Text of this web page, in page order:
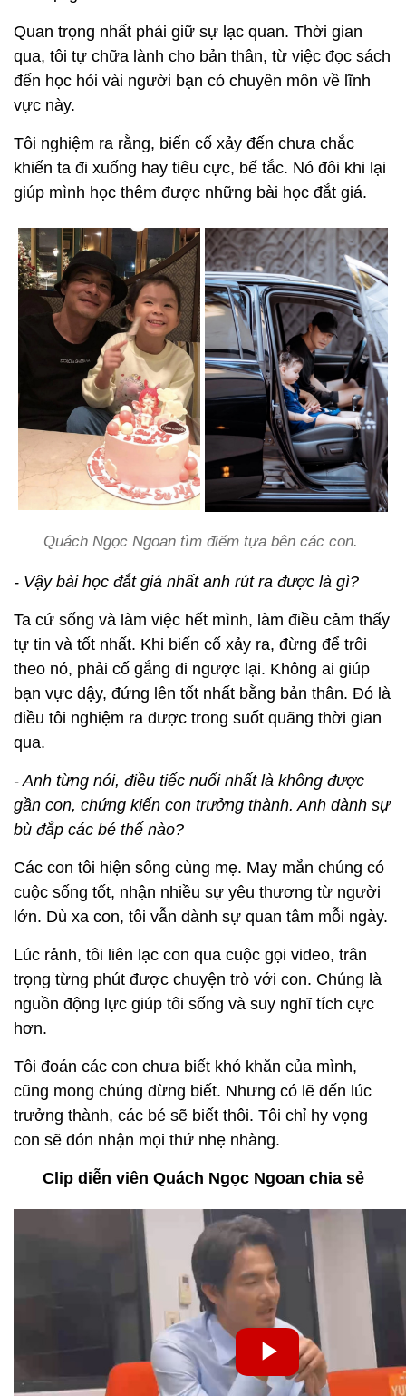
Quan trọng nhất phải giữ sự lạc quan. Thời gian
qua, tôi tự chữa lành cho bản thân, từ việc đọc sách
đến học hỏi vài người bạn có chuyên môn về lĩnh
vực này.
Tôi nghiệm ra rằng, biến cố xảy đến chưa chắc
khiến ta đi xuống hay tiêu cực, bế tắc. Nó đôi khi lại
giúp mình học thêm được những bài học đắt giá.
Quách Ngọc Ngoan tìm điểm tựa bên các con.
- Vậy bài học đắt giá nhất anh rút ra được là gì?
Ta cứ sống và làm việc hết mình, làm điều cảm thấy
tự tin và tốt nhất. Khi biến cố xảy ra, đừng để trôi
theo nó, phải cố gắng đi ngược lại. Không ai giúp
bạn vực dậy, đứng lên tốt nhất bằng bản thân. Đó là
điều tôi nghiệm ra được trong suốt quãng thời gian
qua.
- Anh từng nói, điều tiếc nuối nhất là không được
gần con, chứng kiến con trưởng thành. Anh dành sự
bù đắp các bé thế nào?
Các con tôi hiện sống cùng mẹ. May mắn chúng có
cuộc sống tốt, nhận nhiều sự yêu thương từ người
lớn. Dù xa con, tôi vẫn dành sự quan tâm mỗi ngày.
Lúc rảnh, tôi liên lạc con qua cuộc gọi video, trân
trọng từng phút được chuyện trò với con. Chúng là
nguồn động lực giúp tôi sống và suy nghĩ tích cực
hơn.
Tôi đoán các con chưa biết khó khăn của mình,
cũng mong chúng đừng biết. Nhưng có lẽ đến lúc
trưởng thành, các bé sẽ biết thôi. Tôi chỉ hy vọng
con sẽ đón nhận mọi thứ nhẹ nhàng.
Clip diễn viên Quách Ngọc Ngoan chia sẻ